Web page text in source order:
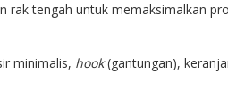
rak tengah untuk memaksimalkan
minimalis, hook(gantungan),